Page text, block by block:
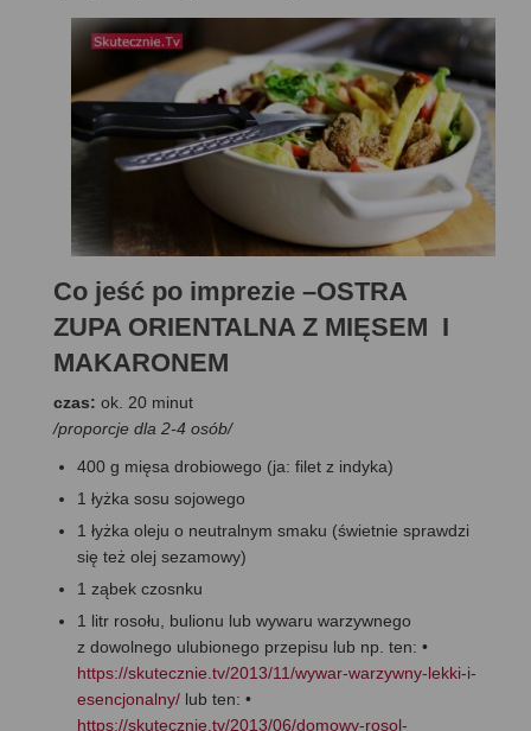
Co jeść po imprezie –OSTRA
ZUPA ORIENTALNA Z MIĘSEM I
MAKARONEM
czas: ok. 20 minut
/proporcje dla 2-4 osób/
400 g mięsa drobiowego (ja: filet z indyka)
1 łyżka sosu sojowego
1 łyżka oleju o neutralnym smaku (świetnie sprawdzi
się też olej sezamowy)
1 ząbek czosnku
1 litr rosołu, bulionu lub wywaru warzywnego
z dowolnego ulubionego przepisu lub np. ten: •
https://skutecznie.tv/2013/11/wywar-warzywny-lekki-i-
esencjonalny/ lub ten: •
https://skutecznie.tv/2013/06/domowy-rosol-